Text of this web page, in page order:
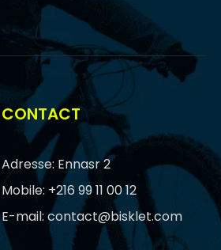
CONTACT
Adresse: Ennasr 2
Mobile: +216 99 11 00 12
E-mail: contact@bisklet.com